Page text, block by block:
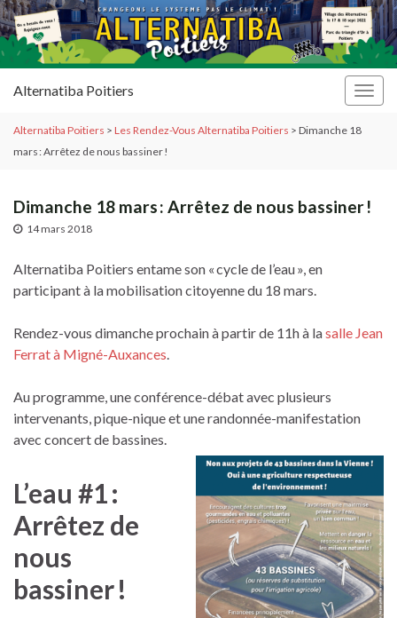
Alternatiba Poitiers
Alternatiba Poitiers > Les Rendez-Vous Alternatiba Poitiers > Dimanche 18
mars : Arrêtez de nous bassiner !
Dimanche 18 mars : Arrêtez de nous bassiner !
14 mars 2018
Alternatiba Poitiers entame son « cycle de l’eau », en
participant à la mobilisation citoyenne du 18 mars.
Rendez-vous dimanche prochain à partir de 11h à lasalle Jean
Ferrat à Migné-Auxances
Au programme, une conférence-débat avec plusieurs
intervenants, pique-nique et une randonnée-manifestation
avec concert de bassines.
L’eau #1 :
Arrêtez de
nous
bassiner !